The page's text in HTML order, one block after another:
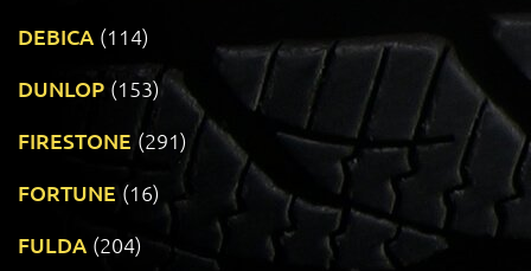
DEBICA (114)
DUNLOP (153)
FIRESTONE (291)
FORTUNE (16)
FULDA (204)